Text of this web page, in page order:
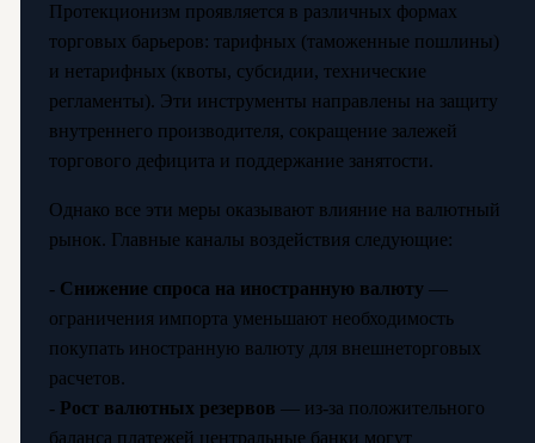
Протекционизм проявляется в различных формах
торговых барьеров: тарифных (таможенные пошлины)
и нетарифных (квоты, субсидии, технические
регламенты). Эти инструменты направлены на защиту
внутреннего производителя, сокращение залежей
торгового дефицита и поддержание занятости.
Однако все эти меры оказывают влияние на валютный
рынок. Главные каналы воздействия следующие:
- Снижение спроса на иностранную валюту—
ограничения импорта уменьшают необходимость
покупать иностранную валюту для внешнеторговых
расчетов.
- Рост валютных резервов — из-за положительного
баланса платежей центральные банки могут